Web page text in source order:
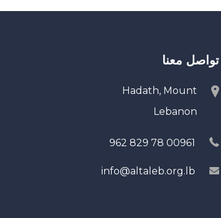
تواصل معنا
Hadath, Mount
Lebanon
00961 78 829 962
info@altaleb.org.lb